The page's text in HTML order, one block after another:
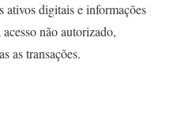
ativos digitais e informações
não autorizado,
as transações.